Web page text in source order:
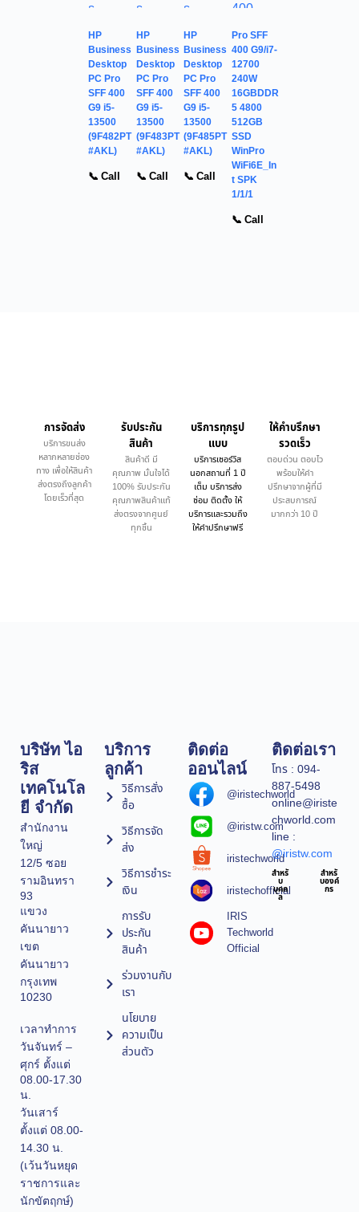
HP
Business
Desktop
PC Pro
SFF 400
G9 i5-
13500
(9F482PT
#AKL)
📞 Call
HP
Business
Desktop
PC Pro
SFF 400
G9 i5-
13500
(9F483PT
#AKL)
📞 Call
HP
Business
Desktop
PC Pro
SFF 400
G9 i5-
13500
(9F485PT
#AKL)
📞 Call
Pro SFF
400 G9/i7-
12700
240W
16GBDDR
5 4800
512GB
SSD
WinPro
WiFi6E_In
t SPK
1/1/1
📞 Call
การจัดส่ง
บริการขนส่ง
หลากหลายช่อง
ทาง เพื่อให้สินค้า
ส่งตรงถึงลูกค้า
โดยเร็วที่สุด
รับประกัน
สินค้า
สินค้าดี มี
คุณภาพ มั่นใจได้
100% รับประกัน
คุณภาพสินค้าแท้
ส่งตรงจากศูนย์
ทุกชิ้น
บริการทุกรูป
แบบ
บริการเซอร์วิส
นอกสถานที่ 1 ปี
เต็ม บริการส่ง
ซ่อม ติดตั้ง ให้
บริการและรวมถึง
ให้คำปรึกษาฟรี
ให้คำบรึกษา
รวดเร็ว
ตอบด่วน ตอบไว
พร้อมให้คำ
ปรึกษาจากผู้ที่มี
ประสบการณ์
มากกว่า 10 ปี
บริษัท ไอ
ริส
เทคโนโล
ยี จำกัด
สำนักงาน
ใหญ่
12/5 ซอย
รามอินทรา
93
แขวง
คันนายาว
เขต
คันนายาว
กรุงเทพ
10230
เวลาทำการ
วันจันทร์ –
ศุกร์ ตั้งแต่
08.00-17.30
น.
วันเสาร์
ตั้งแต่ 08.00-
14.30 น.
(เว้นวันหยุด
ราชการและ
นักขัตฤกษ์)
บริการ
ลูกค้า
วิธีการสั่ง
ซื้อ
วิธีการจัด
ส่ง
วิธีการชำระ
เงิน
การรับ
ประกัน
สินค้า
ร่วมงานกับ
เรา
นโยบาย
ความเป็น
ส่วนตัว
ติดต่อ
ออนไลน์
@iristechworld
@iristw.com
iristechworld
iristechofficial
IRIS
Techworld
Official
ติดต่อเรา
โทร : 094-
887-5498
online@iriste
chworld.com
line :
@iristw.com
สำหรั
บ
บุคค
ล
สำหรั
บองค์
กร